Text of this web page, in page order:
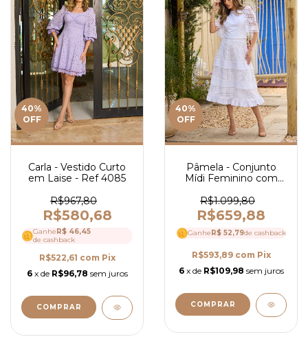
40%
OFF
Carla - Vestido Curto
em Laise - Ref 4085
R$967,80
R$580,68
GanheR$ 46,45
de cashback
R$522,61 com Pix
6 x de R$96,78 sem juros
COMPRAR
40%
OFF
Pâmela - Conjunto
Mídi Feminino com
Saia em Tricoline
Elegante - Ref 4081
R$1.099,80
R$659,88
GanheR$ 52,79de cashback
R$593,89 com Pix
6 x de R$109,98 sem juros
COMPRAR